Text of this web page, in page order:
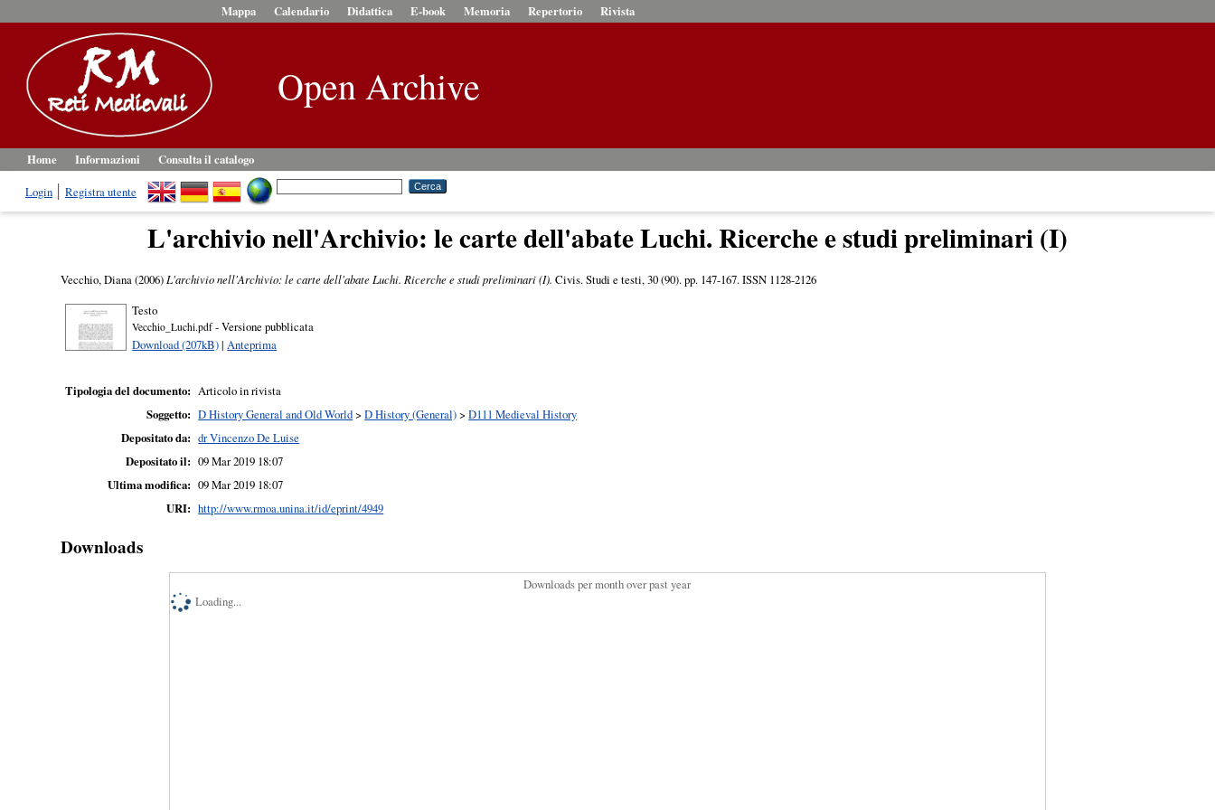
Mappa Calendario Didattica E-book Memoria Repertorio Rivista
Open Archive
Home Informazioni
Consulta il catalogo
Login
Registra utente
L'archivio nell'Archivio: le carte dell'abate Luchi. Ricerche e studi preliminari (I)
Vecchio, Diana(2006)L'archivio nell'Archivio: le carte dell'abate Luchi. Ricerche e studi preliminari (I). Civis. Studi e testi, 30 (90). pp. 147-167. ISSN 1128-2126
Testo
Vecchio_Luchi.pdf- Versione pubblicata
Download (207kB)| Anteprima
Tipologia del documento: Articolo in rivista
Soggetto: D History General and Old World>D History (General)>D111 Medieval History
Depositato da: dr Vincenzo De Luise
Depositato il: 09 Mar 2019 18:07
Ultima modifica: 09 Mar 2019 18:07
URI: http://www.rmoa.unina.it/id/eprint/4949
Downloads
Downloads per month over past year
Loading...